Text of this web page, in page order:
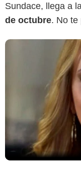
Sundace, llega a
de octubre. No te